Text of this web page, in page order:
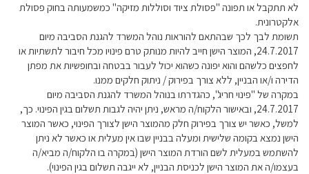
לא תתקבל או תפונה "פסולת ציוד וסוללות מזיקה" כמשמעותה בחוק פסולת
אלקטרונית.
תשומת לבך לכך שבהתאם להוראות נוהל המשרד להגנת הסביבה מיום
24.7.2017, המוצר הישן חייב להיות מנותק טרם פינויו מכל חיבור לתשתיות או
לחפצים כלשהם והוא יפונה כשהוא יכול לעבור בבטחה ובחופשיות את מפתן
הדירה ו/או הבניין, ללא צורך בפירוק / ניתוק חלקים ממנו.
במקרה של "פינוי חריג", כהגדרתו בנוהל המשרד להגנת הסביבה מיום
24.7.2017, ובאישור הלקוח/ה מראש, ניתן יהיה לגבות תשלום בגין הפינוי. כך,
למשל, כאשר יש צורך בפירוק חלק מהמוצר הישן לצורך הפינוי, כאשר המוצר
הישן נמצא בקומה שלישית ומעלה בבניין שבו אין מעלית או כאשר לא ניתן
להשתמש במעלית לשם הורדת המוצר הישן (במקרה בו הלקוח/ה מביא/ה
בעצמו/ה את המוצר הישן לכניסת הבניין, לא ייגבה תשלום בגין הפינוי).